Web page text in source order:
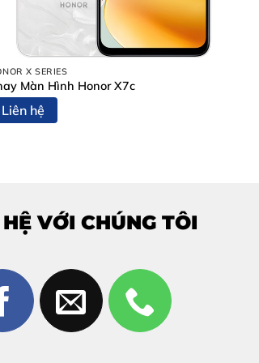
X SERIES
Màn Hình Honor X7c
Liên hệ
VỚI CHÚNG TÔI